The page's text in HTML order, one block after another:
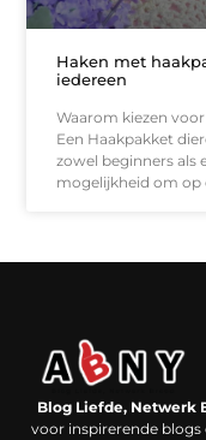
Haken met
iedereen
Waarom kiezen
Een Haakpakket
zowel beginners als
mogelijkheid om op
Blog Liefde, Netwerk
voor inspirerende blogs